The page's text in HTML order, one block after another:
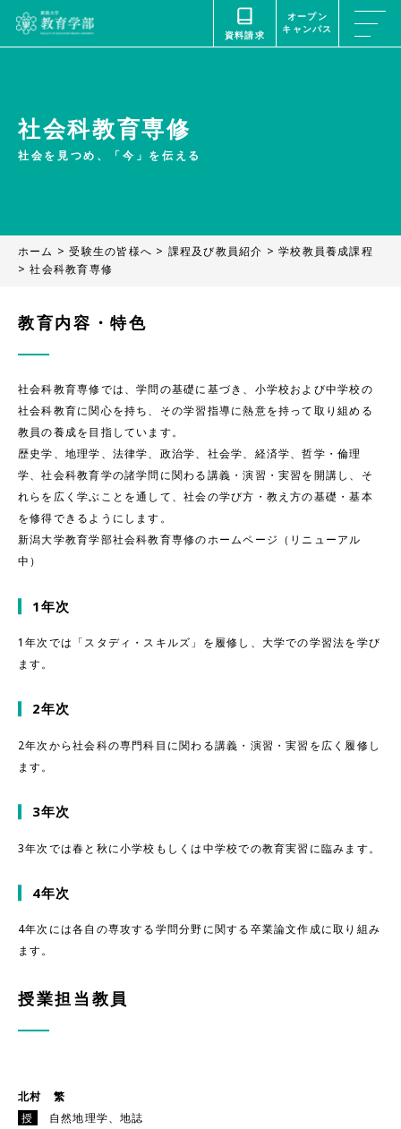
オープン
キャンパス
資料請求
資料請求
ホーム
教育学部について
受験生の皆様
学内の皆様
卒業生の皆様
刊行物
サイトマップ
お問い合わせ
プライバシーポリシー
養護教諭特別別科
塩野文庫
社会科教育専修
社会を見つめ、「今」を伝える
ホーム >受験生の皆様へ > 課程及び教員紹介 >学校教員養成課程
>社会科教育専修
教育内容・特色
社会科教育専修では、学問の基礎に基づき、小学校および中学校の
社会科教育に関心を持ち、その学習指導に熱意を持って取り組める
教員の養成を目指しています。
歴史学、地理学、法律学、政治学、社会学、経済学、哲学・倫理
学、社会科教育学の諸学問に関わる講義・演習・実習を開講し、そ
れらを広く学ぶことを通して、社会の学び方・教え方の基礎・基本
を修得できるようにします。
新潟大学教育学部社会科教育専修のホームページ（リニューアル
中）
1年次
1年次では「スタディ・スキルズ」を履修し、大学での学習法を学び
ます。
2年次
2年次から社会科の専門科目に関わる講義・演習・実習を広く履修し
ます。
3年次
3年次では春と秋に小学校もしくは中学校での教育実習に臨みます。
4年次
4年次には各自の専攻する学問分野に関する卒業論文作成に取り組み
ます。
授業担当教員
北村 繁
授
自然地理学、地誌